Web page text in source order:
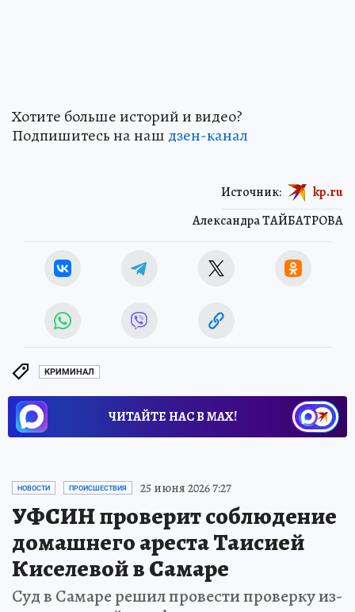
Хотите больше историй и видео?
Подпишитесь на наш дзен-канал
Александра ТАЙБАТРОВА
Источник: kp.ru
КРИМИНАЛ
ЧИТАЙТЕ НАС В МАХ!
НОВОСТИ ПРОИСШЕСТВИЯ 25 июня 2026 7:27
УФСИН проверит соблюдение
домашнего ареста Таисией
Киселевой в Самаре
Суд в Самаре решил провести проверку из-